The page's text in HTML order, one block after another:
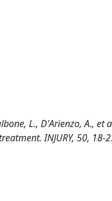
L., D'Arienzo, A.,
INJURY, 50,